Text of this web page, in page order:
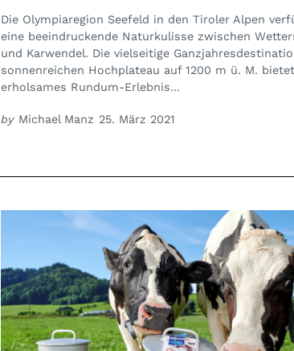
Die Olympiaregion Seefeld in den Tiroler Alpen
eine beeindruckende Naturkulisse zwischen
und Karwendel. Die vielseitige
sonnenreichen Hochplateau auf 1200 m ü. M.
erholsames Rundum-Erlebnis...
by Michael Manz 25. März 2021